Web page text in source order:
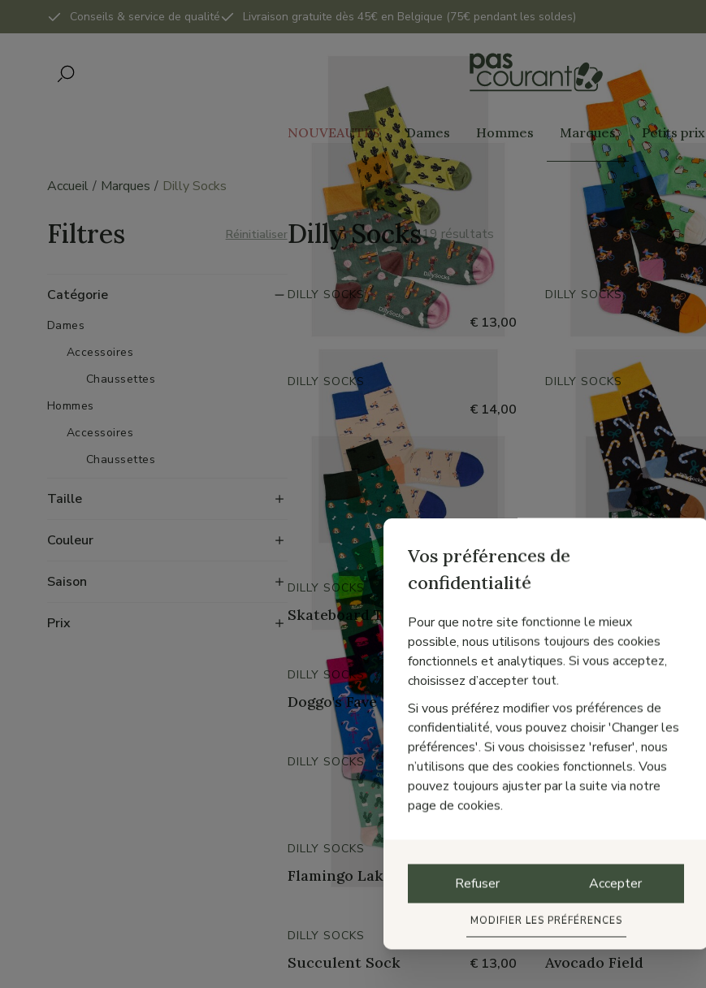
Conseils & service de qualité Livraison gratuite dès 45€ en Belgique (75€ pendant les soldes)
NOUVEAUTÉS Dames Hommes Marques Petits prix
Accueil Marques Dilly Socks
Filtres Réinitialiser
Catégorie
Dames
Accessoires
Chaussettes
Hommes
Accessoires
Chaussettes
Taille
Couleur
Saison
Prix
Dilly Socks19 résultats
DILLY SOCKS
€ 13,00
DILLY SOCKS
DILLY SOCKS
€ 14,00
DILLY SOCKS
DILLY SOCKS
Skateboard Twist € 14,00 Sugar Honey
DILLY SOCKS
Doggo's Fave € 14,00
DILLY SOCKS
Game Day
DILLY SOCKS
€ 13,00
DILLY SOCKS
Baboon Tree
DILLY SOCKS
Flamingo Lake € 13,00 Lemon Water Vichy
DILLY SOCKS
Succulent Sock € 13,00
DILLY SOCKS
Avocado Field
Vos préférences de
confidentialité
Pour que notre site fonctionne le mieux
possible, nous utilisons toujours des cookies
fonctionnels et analytiques. Si vous acceptez,
choisissez d’accepter tout.
Si vous préférez modifier vos préférences de
confidentialité, vous pouvez choisir 'Changer les
préférences'. Si vous choisissez 'refuser', nous
n’utilisons que des cookies fonctionnels. Vous
pouvez toujours ajuster par la suite via notre
page de cookies.
Refuser Accepter
MODIFIER LES PRÉFÉRENCES